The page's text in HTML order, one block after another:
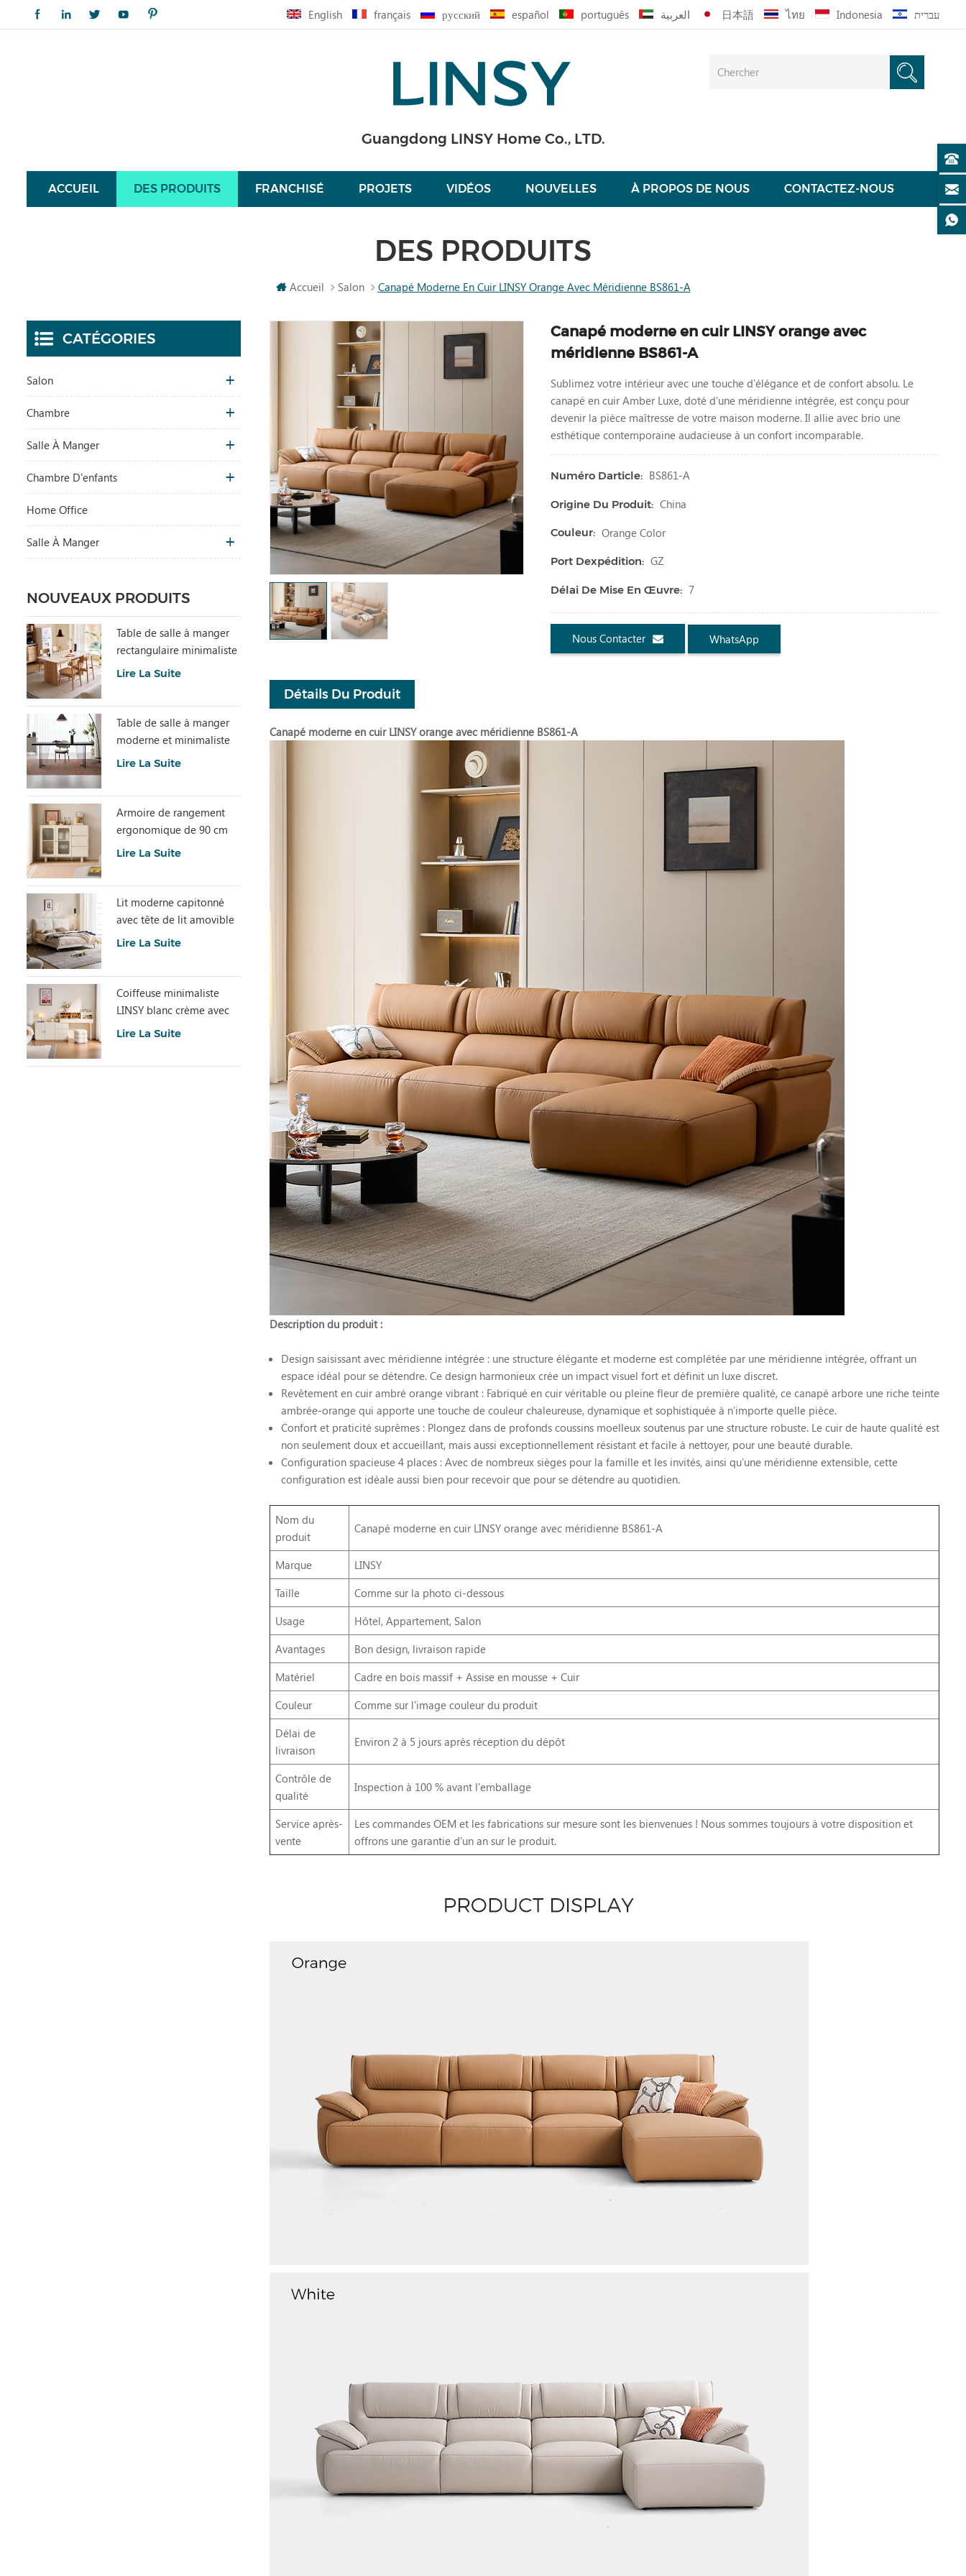
English français русский español português العربية 日本語 ไทย Indonesia עברית
Guangdong LINSY Home Co., LTD.
ACCUEIL DES PRODUITS FRANCHISÉ PROJETS VIDÉOS NOUVELLES À PROPOS DE NOUS CONTACTEZ-NOUS
DES PRODUITS
Accueil Salon Canapé Moderne En Cuir LINSY Orange Avec Méridienne BS861-A
Canapé moderne en cuir LINSY orange avec
méridienne BS861-A
Sublimez votre intérieur avec une touche d'élégance et de confort absolu. Le
canapé en cuir Amber Luxe, doté d'une méridienne intégrée, est conçu pour
devenir la pièce maîtresse de votre maison moderne. Il allie avec brio une
esthétique contemporaine audacieuse à un confort incomparable.
Numéro Darticle: BS861-A
Origine Du Produit: China
Couleur: Orange Color
Port Dexpédition: GZ
Délai De Mise En Œuvre: 7
Nous Contacter WhatsApp
Détails Du Produit
Canapé moderne en cuir LINSY orange avec méridienne BS861-A
Description du produit :
Design saisissant avec méridienne intégrée : une structure élégante et moderne est complétée par une méridienne intégrée, offrant un
espace idéal pour se détendre. Ce design harmonieux crée un impact visuel fort et définit un luxe discret.
Revêtement en cuir ambré orange vibrant : Fabriqué en cuir véritable ou pleine fleur de première qualité, ce canapé arbore une riche teinte
ambrée-orange qui apporte une touche de couleur chaleureuse, dynamique et sophistiquée à n’importe quelle pièce.
Confort et praticité suprêmes : Plongez dans de profonds coussins moelleux soutenus par une structure robuste. Le cuir de haute qualité est
non seulement doux et accueillant, mais aussi exceptionnellement résistant et facile à nettoyer, pour une beauté durable.
Configuration spacieuse 4 places : Avec de nombreux sièges pour la famille et les invités, ainsi qu’une méridienne extensible, cette
configuration est idéale aussi bien pour recevoir que pour se détendre au quotidien.
Nom du
produit
Canapé moderne en cuir LINSY orange avec méridienne BS861-A
Marque
LINSY
Taille
Comme sur la photo ci-dessous
Usage
Hôtel, Appartement, Salon
Avantages
Bon design, livraison rapide
Matériel
Cadre en bois massif + Assise en mousse + Cuir
Couleur
Comme sur l'image couleur du produit
Délai de
livraison
Environ 2 à 5 jours après réception du dépôt
Contrôle de
qualité
Inspection à 100 % avant l'emballage
Service après-
vente
Les commandes OEM et les fabrications sur mesure sont les bienvenues ! Nous sommes toujours à votre disposition et
offrons une garantie d’un an sur le produit.
CATÉGORIES
Salon
Chambre
Salle À Manger
Chambre D'enfants
Home Office
Salle À Manger
NOUVEAUX PRODUITS
Table de salle à manger
rectangulaire minimaliste
avec pierre frittée
Lire La Suite
Table de salle à manger
moderne et minimaliste
en dalle de pierre grise
Lire La Suite
Armoire de rangement
ergonomique de 90 cm
de hauteur et spacieuse
Lire La Suite
Lit moderne capitonné
avec tête de lit amovible
BC663-A
Lire La Suite
Coiffeuse minimaliste
LINSY blanc crème avec
armoire UD6C-A
Lire La Suite